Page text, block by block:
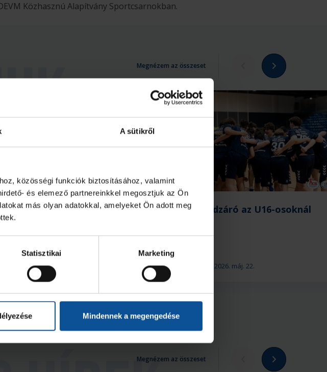
A sütikről
közösségi funkciók biztosításához, valamint
és elemező partnereinkkel megosztjuk az Ön
más olyan adatokkal, amelyeket Ön adott meg
Statisztikai Marketing
Mindennek a megengedése
Közhasznú Alapítvány Sportcsarnokban.
Megnézem az összeset
U16 2026. máj. 23.
Keserédes U16-os
2026. máj. 22.
Évadzáró az U16-osoknál
Megnézem az összeset